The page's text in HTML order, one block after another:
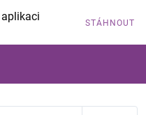
STÁHNOUT